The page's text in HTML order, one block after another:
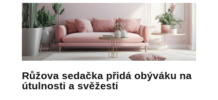
Růžova sedačka přidá obýváku na
útulnosti a svěžesti